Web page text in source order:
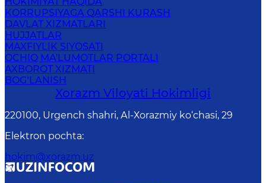
KORRUPSIYAGA QARSHI KURASH
DAVLAT XIZMATLARI
HUJJATLAR
MAXFIYLIK SIYOSATI
OCHIQ MA'LUMOTLAR PORTALI
AXBOROT XIZMATI
BOG‘LANISH
Xorazm Vilоyati Hоkimligi
220100, Urgеnch shаhri, Аl-Хоrаzmiy ko‘chаsi, 29
Elektron pochta:
hokim@xorazm.uz